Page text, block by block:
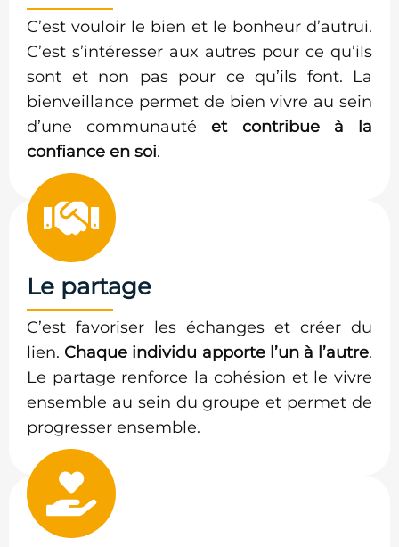
C’est vouloir le bien et le bonheur d’autrui.
C’est s’intéresser aux autres pour ce qu’ils
sont et non pas pour ce qu’ils font. La
bienveillance permet de bien vivre au sein
d’une communautéet contribue à la
confiance en soi.
Le partage
C’est favoriser les échanges et créer du
lien. Chaque individu apporte l’un à l’autre.
Le partage renforce la cohésion et le vivre
ensemble au sein du groupe et permet de
progresser ensemble.